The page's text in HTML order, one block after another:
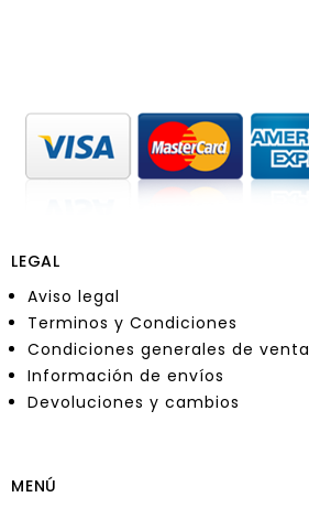
LEGAL
Aviso legal
Terminos y Condiciones
Condiciones generales de venta
Información de envíos
Devoluciones y cambios
MENÚ